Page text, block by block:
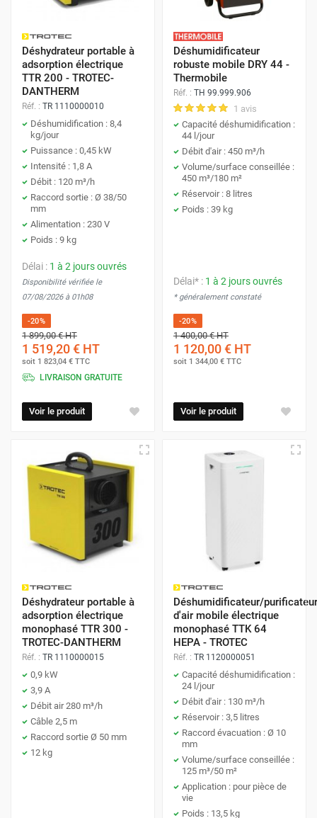
Déshydrateur portable à
adsorption électrique
TTR 200 - TROTEC-
DANTHERM
Réf. : TR 1110000010
Déshumidification : 8,4
kg/jour
Puissance : 0,45 kW
Intensité : 1,8 A
Débit : 120 m³/h
Raccord sortie : Ø 38/50
mm
Alimentation : 230 V
Poids : 9 kg
Délai : 1 à 2 jours ouvrés
Disponibilité vérifiée le
07/08/2026 à 01h08
-20%
1 899,00 €HT
1 519,20 € HT
soit 1 823,04 € TTC
LIVRAISON GRATUITE
Voir le produit
Déshumidificateur
robuste mobile DRY 44 -
Thermobile
Réf. : TH 99.999.906
1 avis
Capacité déshumidification :
44 l/jour
Débit d'air : 450 m³/h
Volume/surface conseillée :
450 m³/180 m²
Réservoir : 8 litres
Poids : 39 kg
Délai* : 1 à 2 jours ouvrés
* généralement constaté
-20%
1 400,00 €HT
1 120,00 € HT
soit 1 344,00 € TTC
Voir le produit
Déshydrateur portable à
adsorption électrique
monophasé TTR 300 -
TROTEC-DANTHERM
Réf. : TR 1110000015
0,9 kW
3,9 A
Débit air 280 m³/h
Câble 2,5 m
Raccord sortie Ø 50 mm
12 kg
Déshumidificateur/purificateur
d'air mobile électrique
monophasé TTK 64
HEPA - TROTEC
Réf. : TR 1120000051
Capacité déshumidification :
24 l/jour
Débit d'air : 130 m³/h
Réservoir : 3,5 litres
Raccord évacuation : Ø 10
mm
Volume/surface conseillée :
125 m³/50 m²
Application : pour pièce de
vie
Poids : 13,5 kg